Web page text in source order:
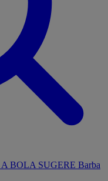
A BOLA SUGERE Barba